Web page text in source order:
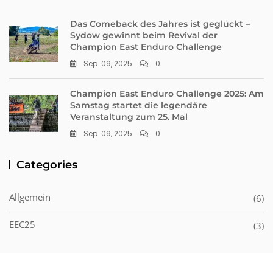
Das Comeback des Jahres ist geglückt –
Sydow gewinnt beim Revival der
Champion East Enduro Challenge
Sep. 09, 2025 0
Champion East Enduro Challenge 2025: Am
Samstag startet die legendäre
Veranstaltung zum 25. Mal
Sep. 09, 2025 0
Categories
Allgemein (6)
EEC25 (3)